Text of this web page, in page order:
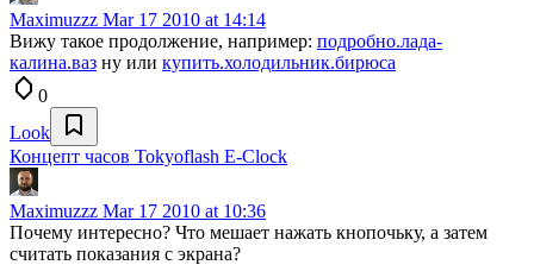
Maximuzzz Mar 17 2010 at 14:14
Вижу такое продолжение, например: подробно.лада-
калина.ваз ну или купить.холодильник.бирюса
0
Look
Концепт часов Tokyoflash E-Clock
Maximuzzz Mar 17 2010 at 10:36
Почему интересно? Что мешает нажать кнопочьку, а затем
считать показания с экрана?